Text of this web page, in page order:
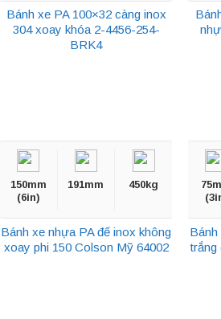
Bánh xe PA 100×32 càng inox
304 xoay khóa 2-4456-254-
BRK4
150mm
(6in)
191mm 450kg
Bánh xe nhựa PA đế inox không
xoay phi 150 Colson Mỹ 64002
Bánh
trắng